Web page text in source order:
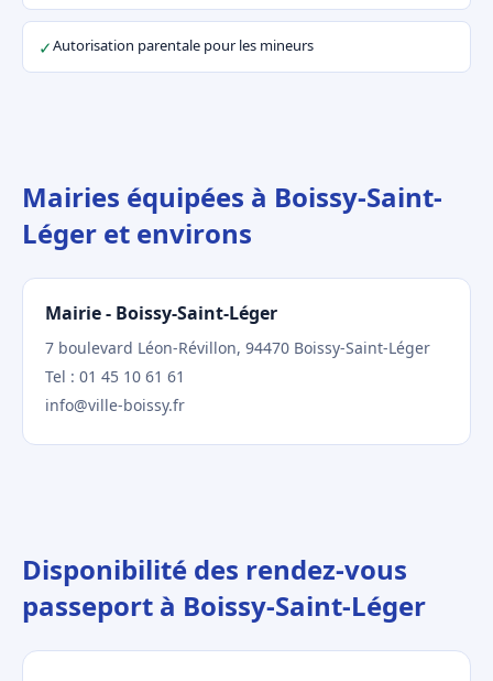
✓Autorisation parentale pour les mineurs
Mairies équipées à Boissy-Saint-
Léger et environs
Mairie - Boissy-Saint-Léger
7 boulevard Léon-Révillon, 94470 Boissy-Saint-Léger
Tel : 01 45 10 61 61
info@ville-boissy.fr
Disponibilité des rendez-vous
passeport à Boissy-Saint-Léger